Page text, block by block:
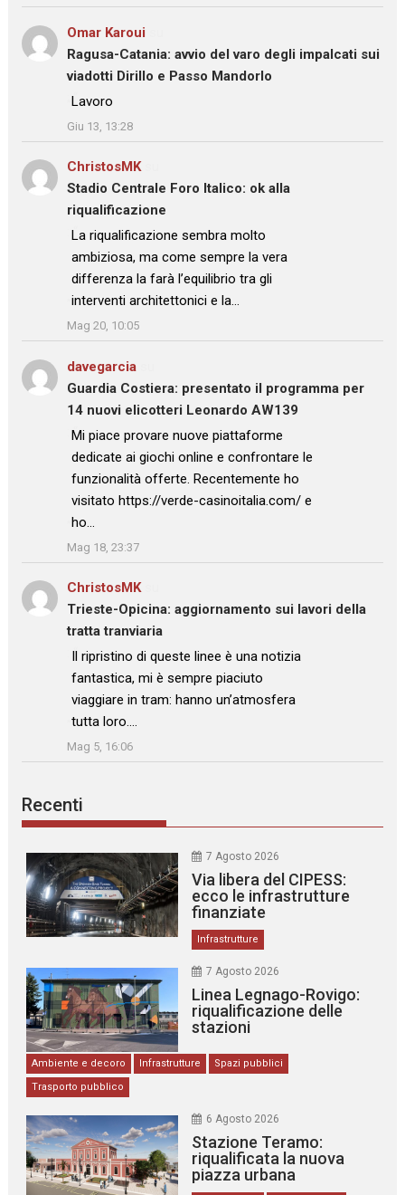
Omar Karoui
Ragusa-Catania: avvio del varo degli impalcati sui
viadotti Dirillo e Passo Mandorlo
: “Lavoro
”
Giu 13, 13:28
ChristosMKsu
Stadio Centrale Foro Italico: ok alla
riqualificazione
: “La riqualificazione sembra molto
ambiziosa, ma come sempre la vera
differenza la farà l’equilibrio tra gli
interventi architettonici e la…
”
Mag 20, 10:05
davegarcia
Guardia Costiera: presentato il programma per
14 nuovi elicotteri Leonardo AW139
: “
Mi piace provare nuove piattaforme
dedicate ai giochi online e confrontare le
funzionalità offerte. Recentemente ho
visitato https://verde-casinoitalia.com/ e
ho…
”
Mag 18, 23:37
ChristosMKsu
Trieste-Opicina: aggiornamento sui lavori della
tratta tranviaria
: “
Il ripristino di queste linee è una notizia
fantastica, mi è sempre piaciuto
viaggiare in tram: hanno un’atmosfera
tutta loro.…
”
Mag 5, 16:06
Recenti
7 Agosto 2026
Via libera del CIPESS:
ecco le infrastrutture
finanziate
Infrastrutture
7 Agosto 2026
Linea Legnago-Rovigo:
riqualificazione delle
stazioni
Ambiente e decoro Infrastrutture
Spazi pubblici
Trasporto pubblico
6 Agosto 2026
Stazione Teramo:
riqualificata la nuova
piazza urbana